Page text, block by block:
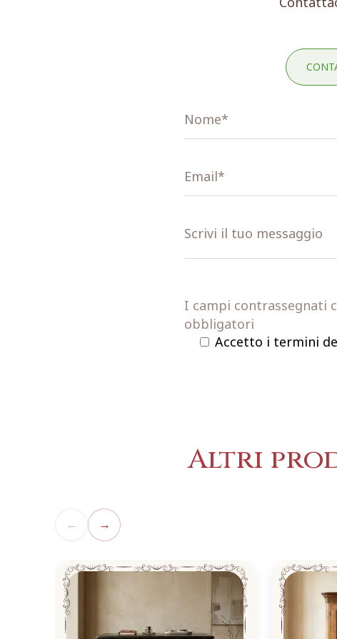
I campi contrassegnati
obbligatori
Accetto i termini
Altri
← →